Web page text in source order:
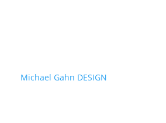
Michael Gahn DESIGN